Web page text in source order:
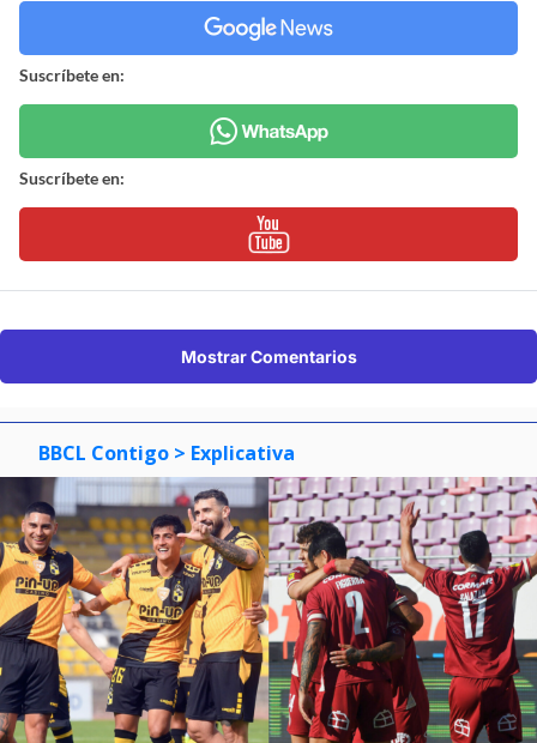
Suscríbete en:
Suscríbete en:
Mostrar Comentarios
BBCL Contigo > Explicativa